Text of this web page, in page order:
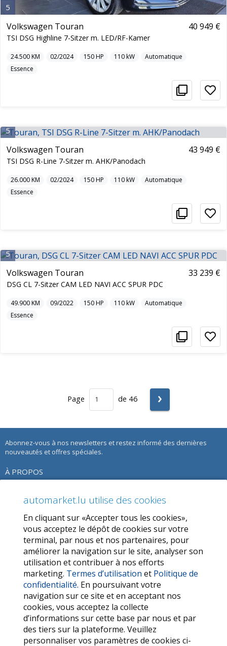
5
Volkswagen Touran
TSI DSG Highline 7-Sitzer m. LED/RF-Kamer
40 949 €
24.500KM 02/2024 150HP 110kW
Automatique
Essence
5
Volkswagen Touran
TSI DSG R-Line 7-Sitzer m. AHK/Panodach
43 949 €
26.000KM 02/2024 150HP 110kW
Automatique
Essence
5
Volkswagen Touran
DSG CL 7-Sitzer CAM LED NAVI ACC SPUR PDC
33 239 €
49.900KM 09/2022 150HP 110kW
Automatique
Essence
Page de 46 ›
automarket.lu utilise des cookies
En cliquant sur «Accepter tous les cookies»,
vous acceptez le dépôt de cookies sur votre
terminal, par nous et nos partenaires, pour
améliorer la navigation sur le site, analyser son
utilisation et contribuer à nos efforts
marketing. Termes d’utilisation et Politique de
confidentialité. En poursuivant votre
navigation sur ce site et en acceptant nos
cookies, vous acceptez la collecte
d’informations sur cette base par nous et par
des tiers sur la plateforme. Veuillez
personnaliser vos paramètres de cookies ci-
Abonnez-vous à nos newsletters et restez informé des dernières
nouveautés et offres spéciales.
À PROPOS
Termes d’utilisation
Politique de confidentialité
SERVICES
Contactez-nous
Mes favoris
Cookie